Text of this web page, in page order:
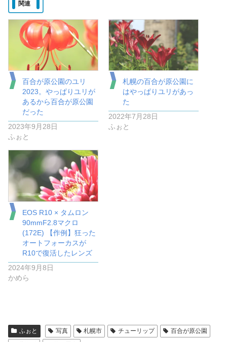
関連
百合が原公園のユリ
2023。やっぱりユリが
あるから百合が原公園
だった
2023年9月28日
ふぉと
札幌の百合が原公園に
はやっぱりユリがあっ
た
2022年7月28日
ふぉと
EOS R10 × タムロン
90mmF2.8マクロ
(172E) 【作例】狂った
オートフォーカスが
R10で復活したレンズ
2024年9月8日
かめら
ふぉと 写真 札幌市 チューリップ
百合が原公園